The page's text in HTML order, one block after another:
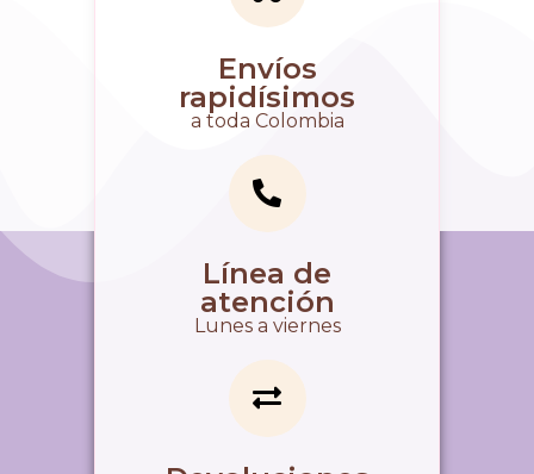
Envíos
rapidísimos
a toda Colombia
Línea de
atención
Lunes a viernes